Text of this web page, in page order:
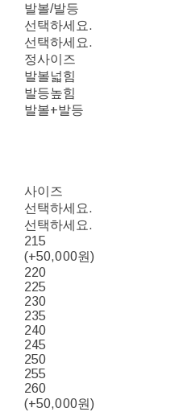
발볼/발등
선택하세요.
선택하세요.
정사이즈
발볼넓힘
발등높힘
발볼+발등
사이즈
선택하세요.
선택하세요.
215
(+50,000원)
220
225
230
235
240
245
250
255
260
(+50,000원)